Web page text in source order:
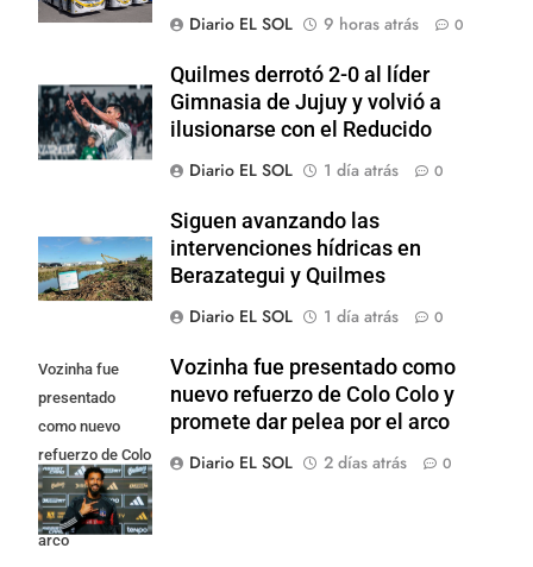
Diario EL SOL
9 horas atrás 0
Quilmes derrotó 2-0 al líder
Gimnasia de Jujuy y volvió a
ilusionarse con el Reducido
Diario EL SOL
1 día atrás 0
Siguen avanzando las
intervenciones hídricas en
Berazategui y Quilmes
Diario EL SOL
1 día atrás 0
Vozinha fue
presentado
como nuevo
refuerzo de Colo
Colo y promete
dar pelea por el
arco
Vozinha fue presentado como
nuevo refuerzo de Colo Colo y
promete dar pelea por el arco
Diario EL SOL
2 días atrás 0